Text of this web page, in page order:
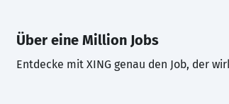
Über eine Million Jobs
Entdecke mit XING genau den Job, der